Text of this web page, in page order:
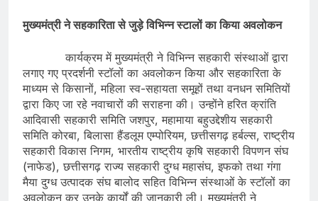
मुख्यमंत्री ने सहकारिता से जुड़े विभिन्न स्टालों का किया अवलोकन
कार्यक्रम में मुख्यमंत्री ने विभिन्न सहकारी संस्थाओं द्वारा
लगाए गए प्रदर्शनी स्टॉलों का अवलोकन किया और सहकारिता के
माध्यम से किसानों, महिला स्व-सहायता समूहों तथा वनधन समितियों
द्वारा किए जा रहे नवाचारों की सराहना की। उन्होंने हरित क्रांति
आदिवासी सहकारी समिति जशपुर, महामाया बहुउद्देशीय सहकारी
समिति कोरबा, बिलासा हैंडलूम एम्पोरियम, छत्तीसगढ़ हर्बल्स, राष्ट्रीय
सहकारी विकास निगम, भारतीय राष्ट्रीय कृषि सहकारी विपणन संघ
(नाफेड), छत्तीसगढ़ राज्य सहकारी दुग्ध महासंघ, इफको तथा गंगा
मैया दुग्ध उत्पादक संघ बालोद सहित विभिन्न संस्थाओं के स्टॉलों का
अवलोकन कर उनके कार्यों की जानकारी ली। मुख्यमंत्री ने